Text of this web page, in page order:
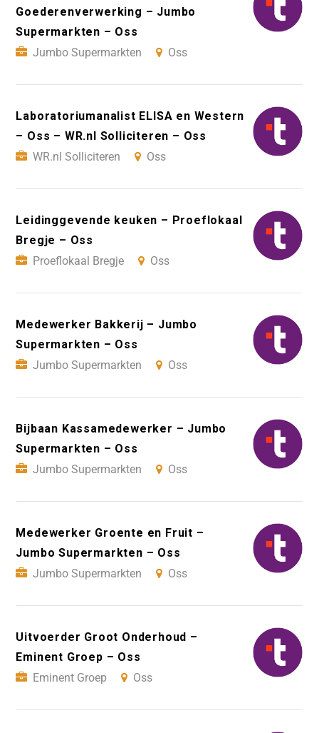
Goederenverwerking – Jumbo
Supermarkten – Oss
Jumbo Supermarkten
Oss
Laboratoriumanalist ELISA en Western
– Oss – WR.nl Solliciteren – Oss
WR.nl Solliciteren
Oss
Leidinggevende keuken – Proeflokaal
Bregje – Oss
Proeflokaal Bregje
Oss
Medewerker Bakkerij – Jumbo
Supermarkten – Oss
Jumbo Supermarkten
Oss
Bijbaan Kassamedewerker – Jumbo
Supermarkten – Oss
Jumbo Supermarkten
Oss
Medewerker Groente en Fruit –
Jumbo Supermarkten – Oss
Jumbo Supermarkten
Oss
Uitvoerder Groot Onderhoud –
Eminent Groep – Oss
Eminent Groep
Oss